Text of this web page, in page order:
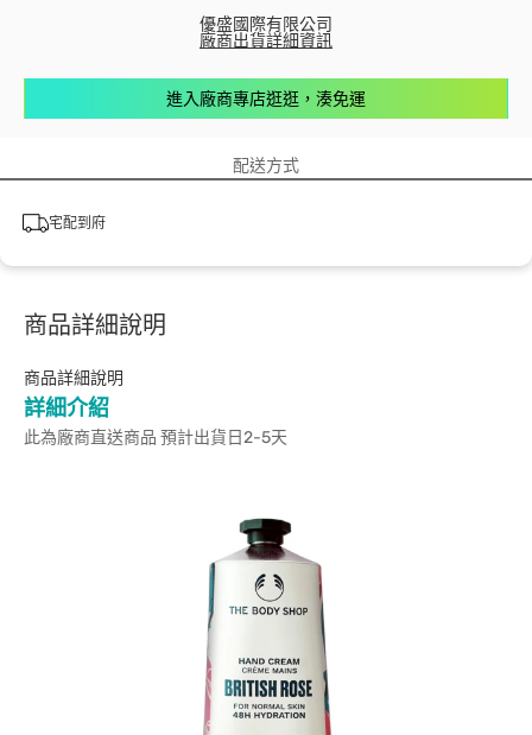
優盛國際有限公司
廠商出貨詳細資訊
進入廠商專店逛逛，湊免運
配送方式
宅配到府
商品詳細說明
商品詳細說明
詳細介紹
此為廠商直送商品 預計出貨日2-5天